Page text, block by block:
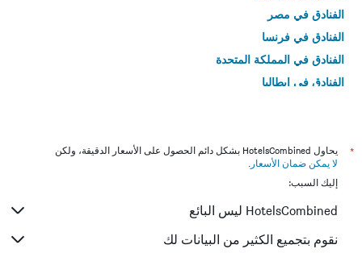
الفنادق في مصر
الفنادق في فرنسا
الفنادق في المملكة المتحدة
الفنادق في إيطاليا
*
يحاول HotelsCombined بشكل دائم الحصول على الأسعار الدقيقة، ولكن
لا يمكن ضمان الأسعار .
إليك السبب:
HotelsCombined ليس البائع
نقوم بتجميع الكثير من البيانات لك